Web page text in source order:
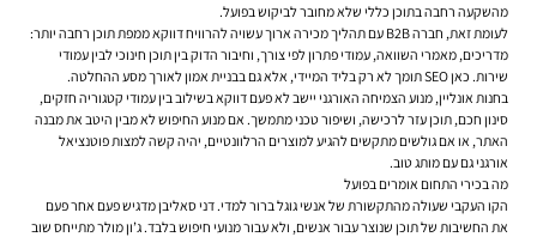
מהשקעה רחבה בתוכן כללי שלא מחובר לביקוש בפועל.
לעומת זאת, חברה B2B עם תהליך מכירה ארוך עשויה להרוויח דווקא ממפת תוכן רחבה יותר:
מדריכים, מאמרי השוואה, עמודי פתרון לפי צורך, וחיבור הדוק בין תוכן חינוכי לבין עמודי
שירות. כאן SEO תומך לא רק בליד המיידי, אלא גם בבניית אמון לאורך מסע ההחלטה.
בחנות אונליין, מנוע הצמיחה האורגני יישב לא פעם דווקא בשילוב בין עמודי קטגוריה חזקים,
סינון חכם, תוכן עזר לרכישה, ושיפור טכני מתמשך. אם מנוע החיפוש לא מבין היטב את מבנה
האתר, או אם גולשים מתקשים להגיע למוצרים הרלוונטיים, יהיה קשה למצות פוטנציאל
אורגני גם עם מותג טוב.
מה בכירי התחום אומרים בפועל
הקו העקבי שעולה מהתקשורת של אנשי גוגל ברור למדי. דני סאליבן מדגיש פעם אחר פעם
את החשיבות של תוכן שנוצר עבור אנשים, ולא עבור מנועי חיפוש בלבד. ג’ון מולר מתייחס שוב